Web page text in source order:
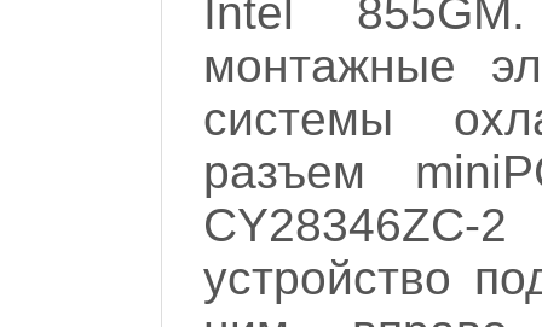
Intel
монтажные
системы
разъем
CY28346ZC-
устройство